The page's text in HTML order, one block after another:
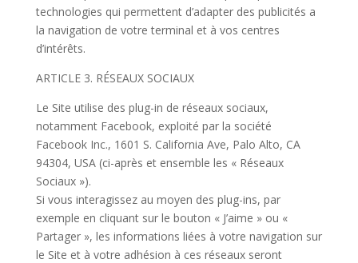
technologies qui permettent d’adapter des publicités a
la navigation de votre terminal et à vos centres
d’intérêts.
ARTICLE 3. RÉSEAUX SOCIAUX
Le Site utilise des plug-in de réseaux sociaux,
notamment Facebook, exploité par la société
Facebook Inc., 1601 S. California Ave, Palo Alto, CA
94304, USA (ci-après et ensemble les « Réseaux
Sociaux »).
Si vous interagissez au moyen des plug-ins, par
exemple en cliquant sur le bouton « J’aime » ou «
Partager », les informations liées à votre navigation sur
le Site et à votre adhésion à ces réseaux seront